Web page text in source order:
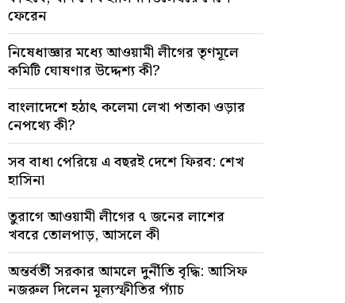
ফেরেন
নিষেধাজ্ঞার মধ্যে আওয়ামী লীগের তৃণমূলে
কমিটি ঘোষণার উদ্দেশ্য কী?
বাংলাদেশে হঠাৎ কলেমা লেখা পতাকা ওড়ার
নেপথ্যে কী?
সব বাধা পেরিয়ে এ বছরই দেশে ফিরব: শেখ
হাসিনা
তুরাগে আওয়ামী লীগের ৭ জনের লাশের
খবরে তোলপাড়, আসলে কী
অন্তর্বর্তী সরকার আমলে দুর্নীতি বৃদ্ধি: আসিফ
নজরুল দিলেন মূল্যস্ফীতির প্যাঁচ